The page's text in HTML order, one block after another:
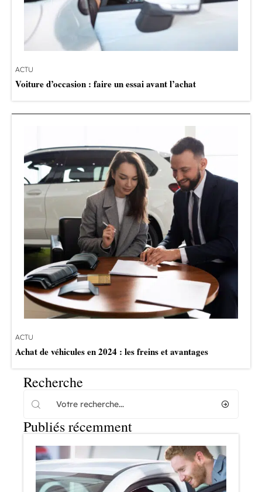
ACTU
Voiture d’occasion : faire un essai avant l’achat
ACTU
Achat de véhicules en 2024 : les freins et avantages
Recherche
Publiés récemment